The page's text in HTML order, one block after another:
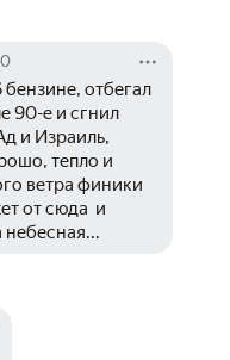
отбегал
90-е и сгнил
и Израиль,
тепло и
ветра финики
от сюда  и